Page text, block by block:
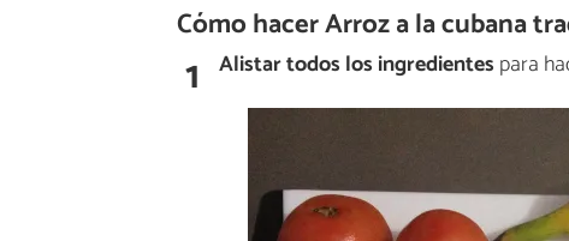
Cómo hacer Arroz a la cubana
1 Alistar todos los ingredientes para